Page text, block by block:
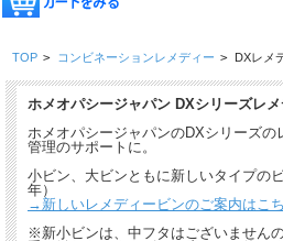
TOP > コンビネーションレメディー > DXレメ
ホメオパシージャパン DXシリーズレ
ホメオパシージャパンのDXシリーズの
管理のサポートに。
小ビン、大ビンともに新しいタイプの
年）
→新しいレメディービンのご案内はこ
※新小ビンは、中フタはございません